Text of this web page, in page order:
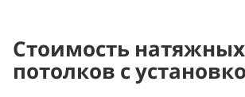
Стоимость натяжных
потолков с